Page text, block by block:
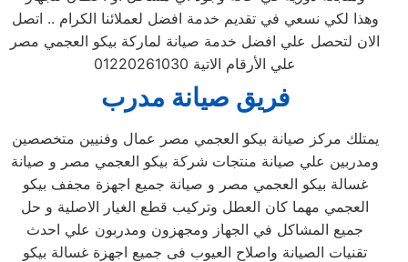
وهذا لكي نسعي في تقديم خدمة افضل لعملائنا الكرام .. اتصل
الان لتحصل علي افضل خدمة صيانة لماركة بيكو العجمي مصر
علي الأرقام الاتية 01220261030
فريق صيانة مدرب
يمتلك مركز صيانة بيكو العجمي مصر عمال وفنيين متخصصين
ومدربين علي صيانة منتجات شركة بيكو العجمي مصر و صيانة
غسالة بيكو العجمي مصر و صيانة جميع اجهزة مجفف بيكو
العجمي مهما كان العطل وتركيب قطع الغيار الاصلية و حل
جميع المشاكل في الجهاز ومجهزون ومدربون علي احدث
تقنيات الصيانة واصلاح العيوب فى جميع اجهزة غسالة بيكو